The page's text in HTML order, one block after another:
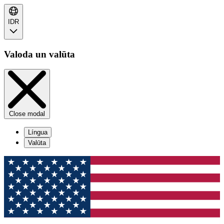
IDR
Valoda un valūta
Close modal
Língua
Valūta